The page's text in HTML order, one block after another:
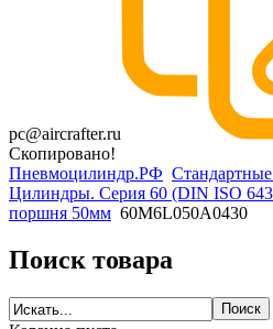
pc@aircrafter.ru
Скопировано!
Пневмоцилиндр.РФ
Цилиндры. Серия 60 (DIN ISO
поршня 50мм 60M6L050A0430
Поиск товара